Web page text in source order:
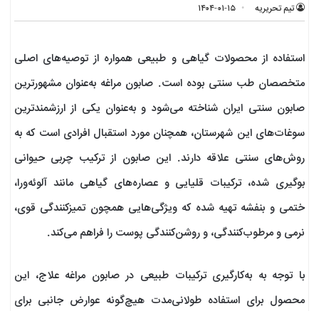
تیم تحریریه ۱۴۰۴-۰۱-۱۵
استفاده از محصولات گیاهی و طبیعی همواره از توصیه‌های اصلی
متخصصان طب سنتی بوده است. صابون مراغه به‌عنوان مشهورترین
صابون سنتی ایران شناخته می‌شود و به‌عنوان یکی از ارزشمندترین
سوغات‌های این شهرستان، همچنان مورد استقبال افرادی است که به
روش‌های سنتی علاقه دارند. این صابون از ترکیب چربی حیوانی
بوگیری شده، ترکیبات قلیایی و عصاره‌های گیاهی مانند آلوئه‌ورا،
ختمی و بنفشه تهیه شده که ویژگی‌هایی همچون تمیزکنندگی قوی،
نرمی و مرطوب‌کنندگی، و روشن‌کنندگی پوست را فراهم می‌کند.
با توجه به به‌کارگیری ترکیبات طبیعی در صابون مراغه علاج، این
محصول برای استفاده طولانی‌مدت هیچ‌گونه عوارض جانبی برای